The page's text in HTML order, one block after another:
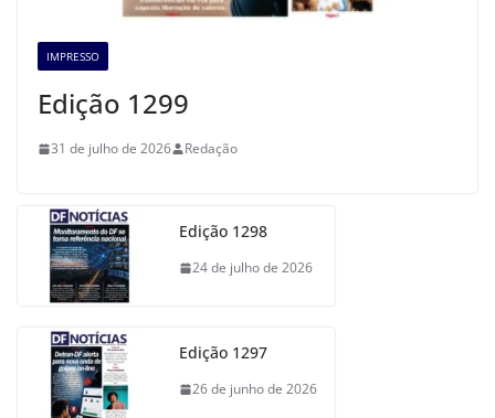
IMPRESSO
Edição 1299
31 de julho de 2026 Redação
Edição 1298
24 de julho de 2026
Edição 1297
26 de junho de 2026